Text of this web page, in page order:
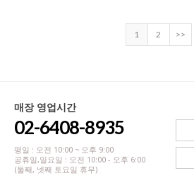
1 2 >>
매장 영업시간
02-6408-8935
평일 : 오전 10:00 ~ 오후 9:00
공휴일,일요일 : 오전 10:00 - 오후 6:00
(둘째, 넷째 토요일 휴무)